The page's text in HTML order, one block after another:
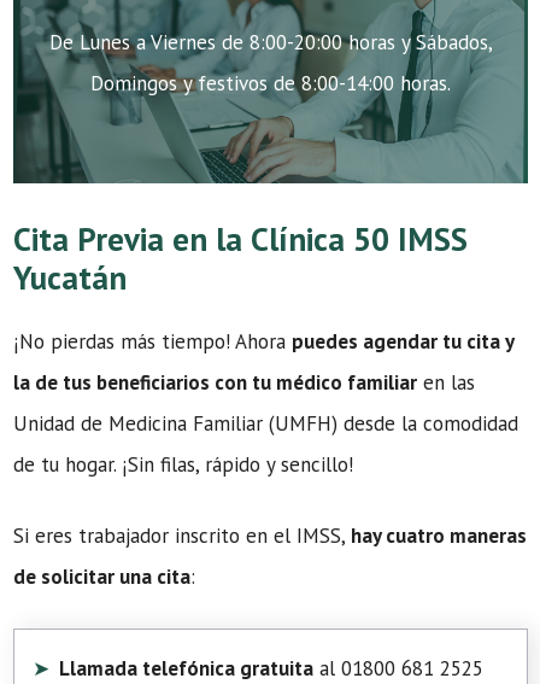
De Lunes a Viernes de 8:00-20:00 horas y Sábados,
Domingos y festivos de 8:00-14:00 horas.
Cita Previa en la Clínica 50 IMSS
Yucatán
¡No pierdas más tiempo! Ahora puedes agendar tu cita y
la de tus beneficiarios con tu médico familiar en las
Unidad de Medicina Familiar (UMFH) desde la comodidad
de tu hogar. ¡Sin filas, rápido y sencillo!
Si eres trabajador inscrito en el IMSS, hay cuatro maneras
de solicitar una cita:
Llamada telefónica gratuita al 01800 681 2525